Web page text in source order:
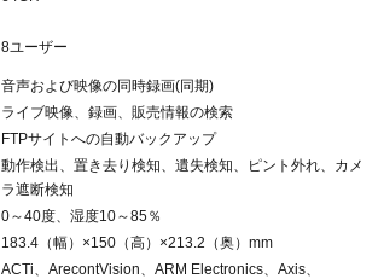
8ユーザー
音声および映像の同時録画(同期)
ライブ映像、録画、販売情報の検索
FTPサイトへの自動バックアップ
動作検出、置き去り検知、遺失検知、ピント外れ、カメ
ラ遮断検知
0～40度、湿度10～85％
183.4（幅）×150（高）×213.2（奥）mm
ACTi、ArecontVision、ARM Electronics、Axis、